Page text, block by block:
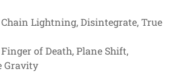
Lightning, Disintegrate, True
of Death, Plane Shift,
Gravity